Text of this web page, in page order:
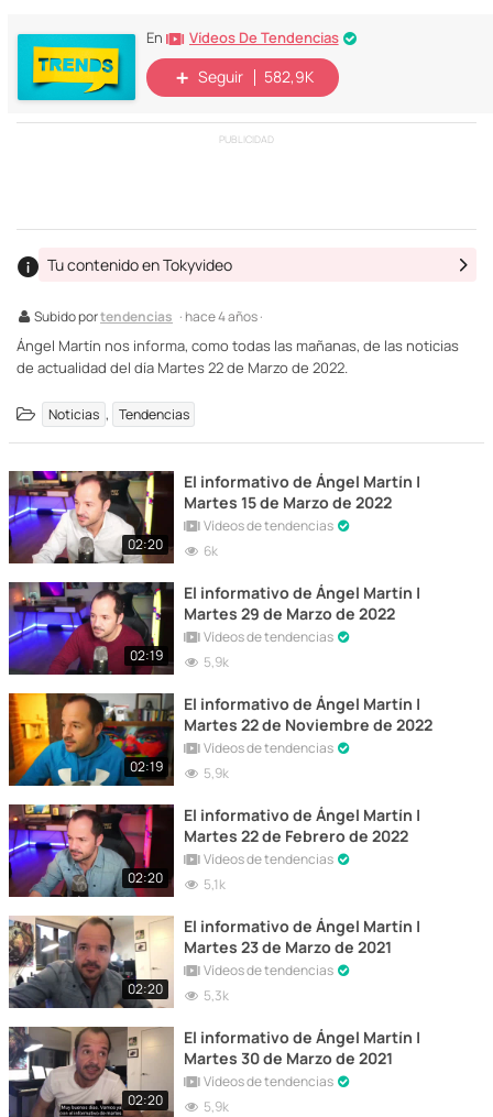
En Vídeos De Tendencias
Seguir 582,9K
PUBLICIDAD
Subido portendencias · hace 4 años ·
Tu contenido en Tokyvideo
Ángel Martín nos informa, como todas las mañanas, de las noticias
de actualidad del día Martes 22 de Marzo de 2022.
Noticias , Tendencias
02:20
El informativo de Ángel Martín |
Martes 15 de Marzo de 2022
Vídeos de tendencias
6k
02:19
El informativo de Ángel Martín |
Martes 29 de Marzo de 2022
Vídeos de tendencias
5,9k
02:19
El informativo de Ángel Martín |
Martes 22 de Noviembre de 2022
Vídeos de tendencias
5,9k
02:20
El informativo de Ángel Martín |
Martes 22 de Febrero de 2022
Vídeos de tendencias
5,1k
02:20
El informativo de Ángel Martín |
Martes 23 de Marzo de 2021
Vídeos de tendencias
5,3k
02:20
El informativo de Ángel Martín |
Martes 30 de Marzo de 2021
Vídeos de tendencias
5,9k